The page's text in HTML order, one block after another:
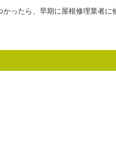
ったら、早期に屋根修理業者に